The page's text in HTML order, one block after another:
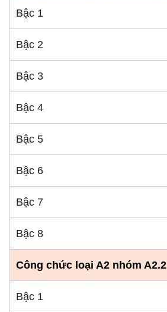
Bậc 1
Bậc 2
Bậc 3
Bậc 4
Bậc 5
Bậc 6
Bậc 7
Bậc 8
Công chức loại A2 nhóm A2.2
Bậc 1